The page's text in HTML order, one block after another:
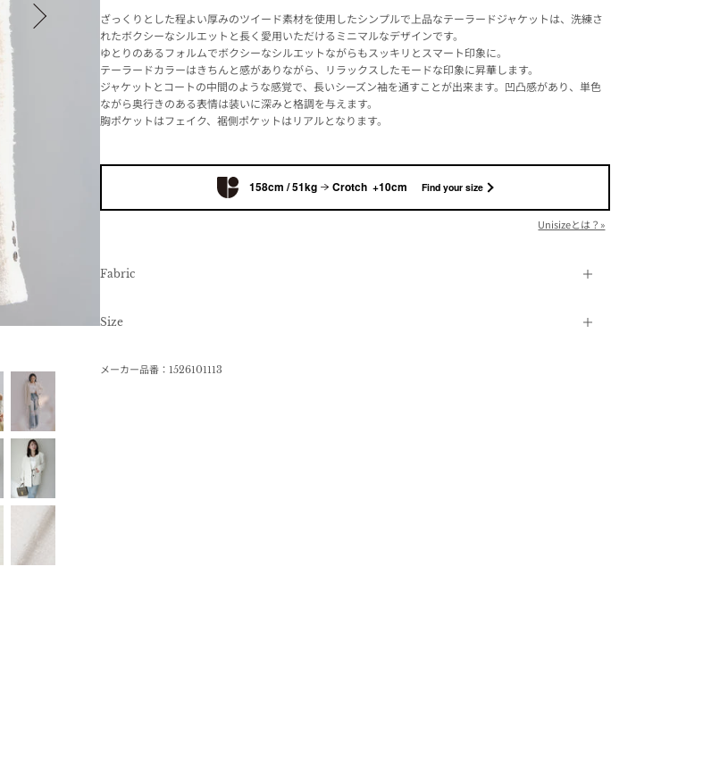
ざっくりとした程よい厚みのツイード素材を使用したシンプルで上品なテーラードジャケットは、洗練さ
れたボクシーなシルエットと長く愛用いただけるミニマルなデザインです。
ゆとりのあるフォルムでボクシーなシルエットながらもスッキリとスマート印象に。
テーラードカラーはきちんと感がありながら、リラックスしたモードな印象に昇華します。
ジャケットとコートの中間のような感覚で、長いシーズン袖を通すことが出来ます。凹凸感があり、単色
ながら奥行きのある表情は装いに深みと格調を与えます。
胸ポケットはフェイク、裾側ポケットはリアルとなります。
158cm / 51kg Crotch +10cm Find your size
Unisizeとは？»
Fabric
Size
メーカー品番：1526101113